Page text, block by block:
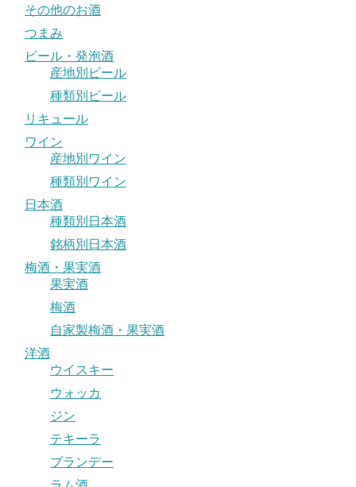
その他のお酒
つまみ
ビール・発泡酒
産地別ビール
種類別ビール
リキュール
ワイン
産地別ワイン
種類別ワイン
日本酒
種類別日本酒
銘柄別日本酒
梅酒・果実酒
果実酒
梅酒
自家製梅酒・果実酒
洋酒
ウイスキー
ウォッカ
ジン
テキーラ
ブランデー